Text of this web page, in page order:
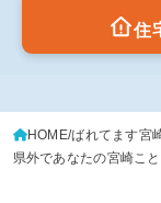
住
HOME ばれてます宮
県外であなたの宮崎こ